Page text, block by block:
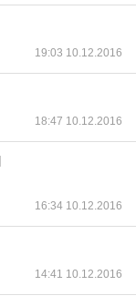
19:03 10.12.2016
18:47 10.12.2016
16:34 10.12.2016
14:41 10.12.2016